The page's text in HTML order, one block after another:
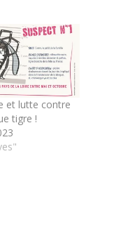
et lutte contre
tigre !